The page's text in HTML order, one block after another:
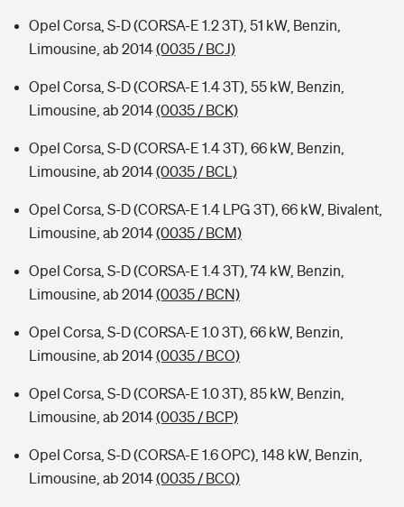
Opel Corsa, S-D (CORSA-E 1.2 3T), 51 kW, Benzin,
Limousine, ab 2014(0035 / BCJ)
Opel Corsa, S-D (CORSA-E 1.4 3T), 55 kW, Benzin,
Limousine, ab 2014(0035 / BCK)
Opel Corsa, S-D (CORSA-E 1.4 3T), 66 kW, Benzin,
Limousine, ab 2014(0035 / BCL)
Opel Corsa, S-D (CORSA-E 1.4 LPG 3T), 66 kW, Bivalent,
Limousine, ab 2014(0035 / BCM)
Opel Corsa, S-D (CORSA-E 1.4 3T), 74 kW, Benzin,
Limousine, ab 2014(0035 / BCN)
Opel Corsa, S-D (CORSA-E 1.0 3T), 66 kW, Benzin,
Limousine, ab 2014(0035 / BCO)
Opel Corsa, S-D (CORSA-E 1.0 3T), 85 kW, Benzin,
Limousine, ab 2014(0035 / BCP)
Opel Corsa, S-D (CORSA-E 1.6 OPC), 148 kW, Benzin,
Limousine, ab 2014(0035 / BCQ)